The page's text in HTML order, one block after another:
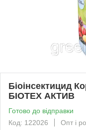
Біоінсектицид
БІОТЕХ АКТИВ
Готово до відправки
Код: 122026
Опт і